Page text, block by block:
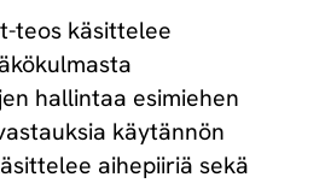
teos käsittelee
hallintaa esimiehen
käytännön
aihepiiriä sekä